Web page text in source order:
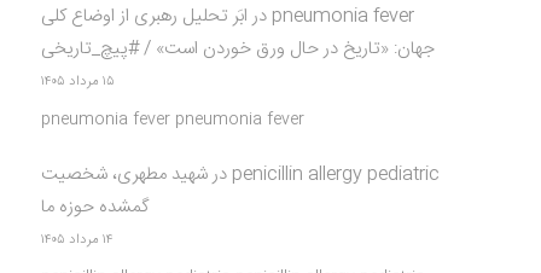
pneumonia fever درابَر تحلیل رهبری از اوضاع کلی
جهان: «تاریخ در حال ورق خوردن است» / #پیچ_تاریخی
۱۵ مرداد ۱۴۰۵
pneumonia fever pneumonia fever
penicillin allergy pediatric درشهید مطهری، شخصیت
گمشده حوزه ما
۱۴ مرداد ۱۴۰۵